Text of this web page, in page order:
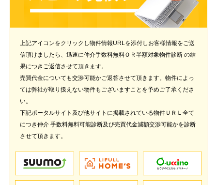
上記アイコンをクリックし物件情報URLを添付しお客様情報をご送
信頂けましたら、迅速に仲介手数料無料ＯＲ半額対象物件診断 の結
果につきご返信させて頂きます。
売買代金についても交渉可能かご返答させて頂きます。物件によっ
ては弊社が取り扱えない物件もございますことを予めご了承くださ
い。
下記ポータルサイト及び他サイトに掲載されている物件ＵＲＬ全て
につき仲介 手数料無料可能診断及び売買代金減額交渉可能かを診断
させて頂きます。